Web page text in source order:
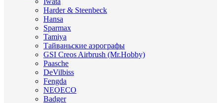
Harder & Steenbeck
Hansa
Sparmax
Tamiya
Тайваньские аэрографы
GSI Creos Airbrush (Mr.Hobby)
Paasche
DeVilbiss
Fengda
NEOECO
Badger